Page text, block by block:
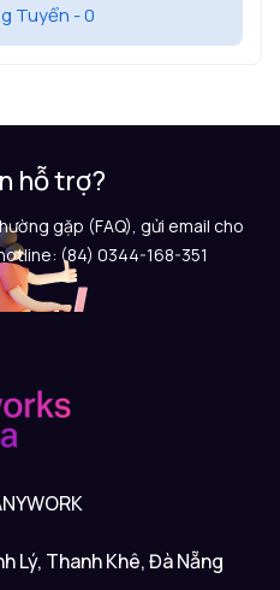
Tuyển -0
hỗ trợ?
gặp (FAQ), gửi email cho
(84) 0344-168-351
Lý, Thanh Khê, Đà Nẵng